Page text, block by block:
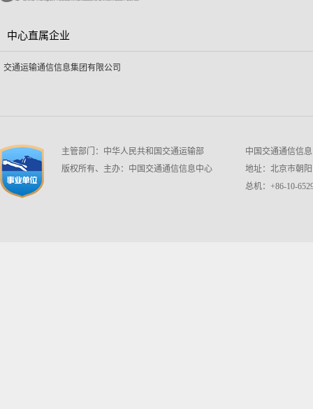
中心直属企业
交通运输通信信息集团有限公司
主管部门：中华人民共和国交通运输部
版权所有、主办：中国交通通信信息中心
中国交通通信信
地址：北京市朝
总机：+86-10-